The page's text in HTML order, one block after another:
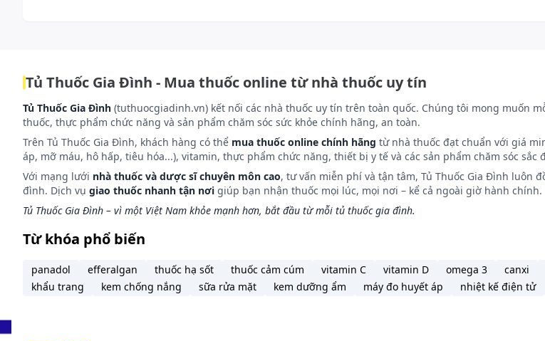
Tủ Thuốc Gia Đình - Mua thuốc online từ nhà thuốc uy tín
Tủ Thuốc Gia Đình (tuthuocgiadinh.vn) kết nối các nhà thuốc uy tín trên toàn quốc. Chúng tôi mong muốn
thuốc, thực phẩm chức năng và sản phẩm chăm sóc sức khỏe chính hãng, an toàn.
Trên Tủ Thuốc Gia Đình, khách hàng có thể mua thuốc online chính hãng từ nhà thuốc đạt chuẩn với giá
áp, mỡ máu, hô hấp, tiêu hóa...), vitamin, thực phẩm chức năng, thiết bị y tế và các sản phẩm chăm sóc
Với mạng lưới nhà thuốc và dược sĩ chuyên môn cao, tư vấn miễn phí và tận tâm, Tủ Thuốc Gia Đình luôn
đình. Dịch vụ giao thuốc nhanh tận nơi giúp bạn nhận thuốc mọi lúc, mọi nơi – kể cả ngoài giờ hành chính.
Tủ Thuốc Gia Đình – vì một Việt Nam khỏe mạnh hơn, bắt đầu từ mỗi tủ thuốc gia đình.
Từ khóa phổ biến
panadol efferalgan thuốc hạ sốt thuốc cảm cúm vitamin C vitamin D omega 3 canxi
khẩu trang
kem chống nắng sữa rửa mặt kem dưỡng ẩm máy đo huyết áp nhiệt kế điện tử